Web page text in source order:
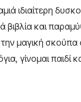
ιδιαίτερη
βιβλία και
μαγική σκούπα
γίνομαι παιδί